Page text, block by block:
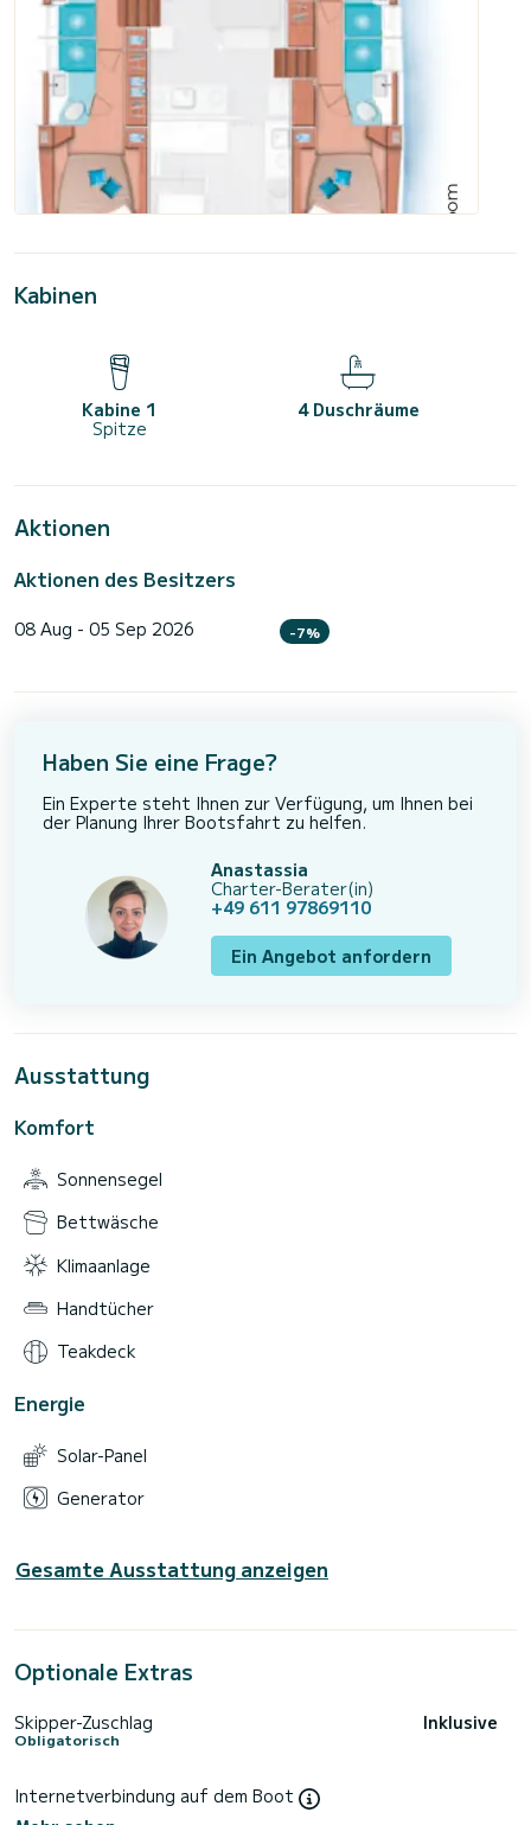
Kabinen
Kabine 1
Spitze
4 Duschräume
Aktionen
Aktionen des Besitzers
08 Aug - 05 Sep 2026 -7%
Haben Sie eine Frage?
Ein Experte steht Ihnen zur Verfügung, um Ihnen bei
der Planung Ihrer Bootsfahrt zu helfen.
Anastassia
Charter-Berater(in)
+49 611 97869110
Ein Angebot anfordern
Ausstattung
Komfort
Sonnensegel
Bettwäsche
Klimaanlage
Handtücher
Teakdeck
Energie
Solar-Panel
Generator
Gesamte Ausstattung anzeigen
Optionale Extras
Skipper-Zuschlag
Obligatorisch
Inklusive
Internetverbindung auf dem Boot